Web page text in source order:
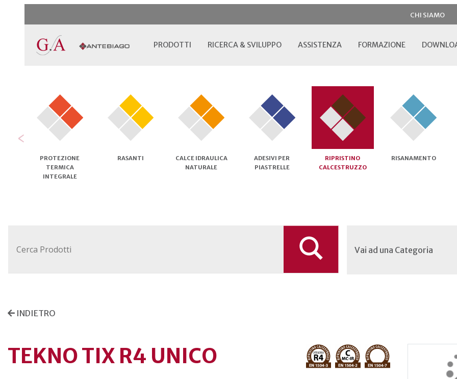
CHI SIAMO
PRODOTTI RICERCA & SVILUPPO ASSISTENZA FORMAZIONE
PROTEZIONE
TERMICA
INTEGRALE
RASANTI
CALCE IDRAULICA
NATURALE
ADESIVI PER
PIASTRELLE
RIPRISTINO
CALCESTRUZZO
RISANAMENTO
‹
Vai ad una Categoria
INDIETRO
TEKNO TIX R4 UNICO